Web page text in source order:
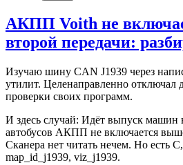
АКПП Voith не
второй передачи:
Изучаю шину CAN J1939 через
утилит. Целенаправленно отключал
проверки своих программ.
И здесь случай: Идёт выпуск
автобусов АКПП не включается
Сканера нет читать нечем. Но есть
map_id_j1939, viz_j1939.